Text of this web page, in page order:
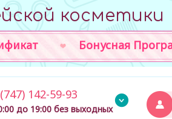
косметики
Бонусная
142-59-93
до 19:00 без выходных